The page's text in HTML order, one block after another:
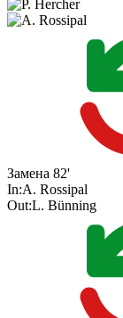
Замена 82'
In:A. Rossipal
Out:L. Bünning